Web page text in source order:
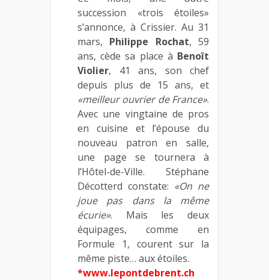
succession «trois étoiles»
s’annonce, à Crissier. Au 31
mars, Philippe Rochat, 59
ans, cède sa place à Benoît
Violier, 41 ans, son chef
depuis plus de 15 ans, et
«meilleur ouvrier de France».
Avec une vingtaine de pros
en cuisine et l’épouse du
nouveau patron en salle,
une page se tournera à
l’Hôtel-de-Ville. Stéphane
Décotterd constate: «On ne
joue pas dans la même
écurie». Mais les deux
équipages, comme en
Formule 1, courent sur la
même piste… aux étoiles.
*www.lepontdebrent.ch